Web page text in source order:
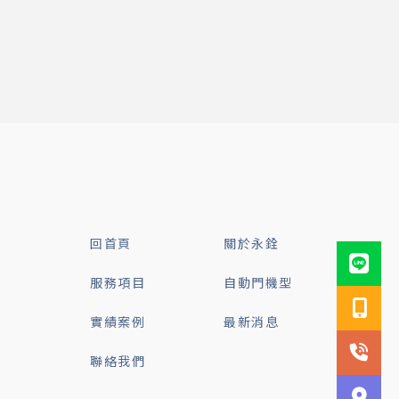
回首頁 關於永銓
服務項目 自動門機型
實績案例 最新消息
聯絡我們